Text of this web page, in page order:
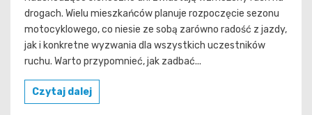
drogach. Wielu mieszkańców planuje rozpoczęcie sezonu
motocyklowego, co niesie ze sobą zarówno radość z jazdy,
jak i konkretne wyzwania dla wszystkich uczestników
ruchu. Warto przypomnieć, jak zadbać...
Czytaj dalej